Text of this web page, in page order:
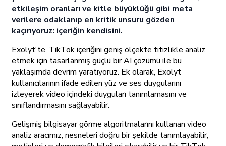
etkileşim oranları ve kitle büyüklüğü gibi meta
verilere odaklanıp en kritik unsuru gözden
kaçırıyoruz: içeriğin kendisini.
Exolyt'te, TikTok içeriğini geniş ölçekte titizlikle analiz
etmek için tasarlanmış güçlü bir AI çözümü ile bu
yaklaşımda devrim yaratıyoruz. Ek olarak, Exolyt
kullanıcılarının ifade edilen yüz ve ses duygularını
izleyerek video içindeki duyguları tanımlamasını ve
sınıflandırmasını sağlayabilir.
Gelişmiş bilgisayar görme algoritmalarını kullanan video
analiz aracımız, nesneleri doğru bir şekilde tanımlayabilir,